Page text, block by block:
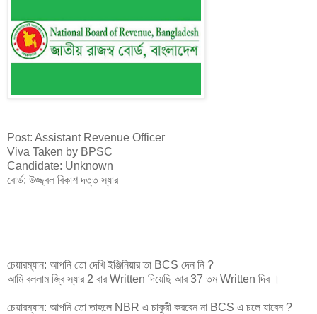
Post: Assistant Revenue Officer
Viva Taken by BPSC
Candidate: Unknown
বোর্ড: উজ্জ্বল বিকাশ দত্ত স্যার
চেয়ারম্যান: আপনি তো দেখি ইঞ্জিনিয়ার তা BCS দেন নি ?
আমি বললাম জ্বি স্যার 2 বার Written দিয়েছি আর 37 তম Written দিব ।
চেয়ারম্যান: আপনি তো তাহলে NBR এ চাকুরী করবেন না BCS এ চলে যাবেন ?